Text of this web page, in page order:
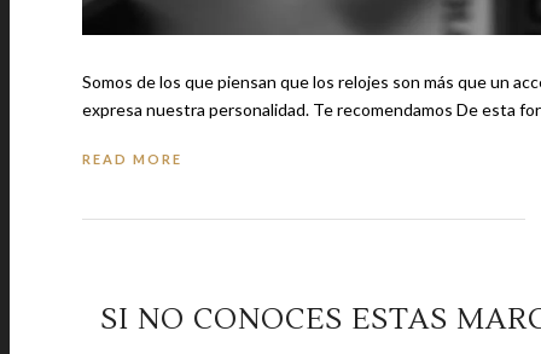
Somos de los que piensan que los relojes son más que un
expresa nuestra personalidad. Te
READ MORE
SI NO CONOCES ESTAS